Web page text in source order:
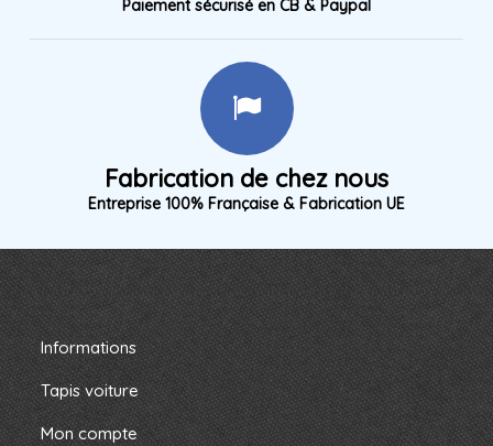
Paiement sécurisé en CB & Paypal
Fabrication de chez nous
Entreprise 100% Française & Fabrication UE
Informations
Tapis voiture
Mon compte